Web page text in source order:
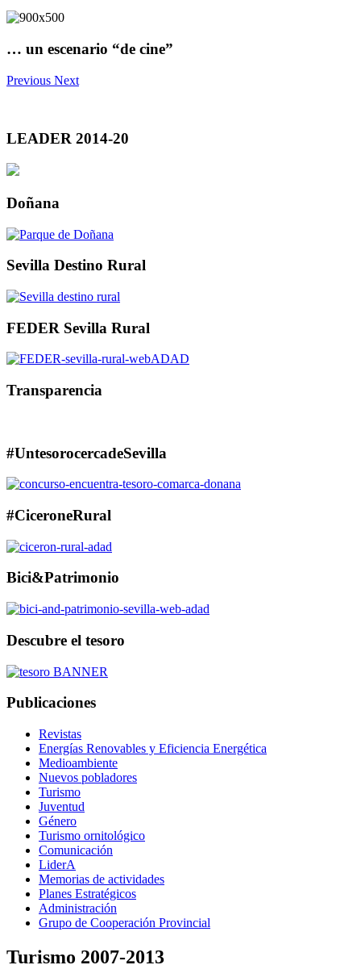
… un escenario “de cine”
Previous Next
LEADER 2014-20
Doñana
Sevilla Destino Rural
FEDER Sevilla Rural
Transparencia
#UntesorocercadeSevilla
#CiceroneRural
Bici&Patrimonio
Descubre el tesoro
Publicaciones
Revistas
Energías Renovables y Eficiencia Energética
Medioambiente
Nuevos pobladores
Turismo
Juventud
Género
Turismo ornitológico
Comunicación
LiderA
Memorias de actividades
Planes Estratégicos
Administración
Grupo de Cooperación Provincial
Turismo 2007-2013